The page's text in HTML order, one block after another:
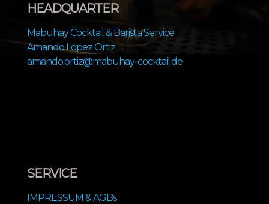
HEADQUARTER
Mabuhay Cocktail & Barista Service
Amando Lopez Ortiz
amando.ortiz@mabuhay-cocktail.de
SERVICE
IMPRESSUM & AGBs